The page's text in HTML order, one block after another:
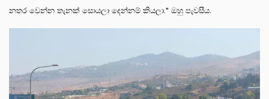
නතර වෙන්න තැනක් සොයලා දෙන්නම් කියලා." ඔහු පැවසීය.